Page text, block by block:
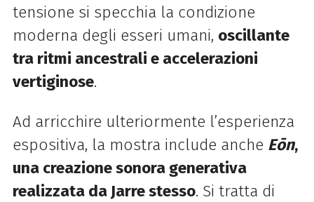
tensione si specchia la condizione
moderna degli esseri umani, oscillante
tra ritmi ancestrali e accelerazioni
vertiginose.
Ad arricchire ulteriormente l’esperienza
espositiva, la mostra include anche Eōn,
una creazione sonora generativa
realizzata da Jarre stesso. Si tratta di